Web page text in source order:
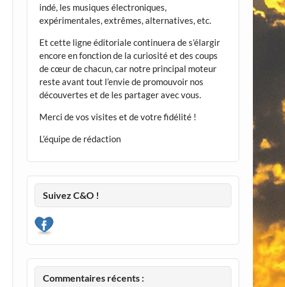
indé, les musiques électroniques,
expérimentales, extrêmes, alternatives, etc.
Et cette ligne éditoriale continuera de s’élargir
encore en fonction de la curiosité et des coups
de cœur de chacun, car notre principal moteur
reste avant tout l’envie de promouvoir nos
découvertes et de les partager avec vous.
Merci de vos visites et de votre fidélité !
L’équipe de rédaction
Suivez C&O !
Commentaires récents :